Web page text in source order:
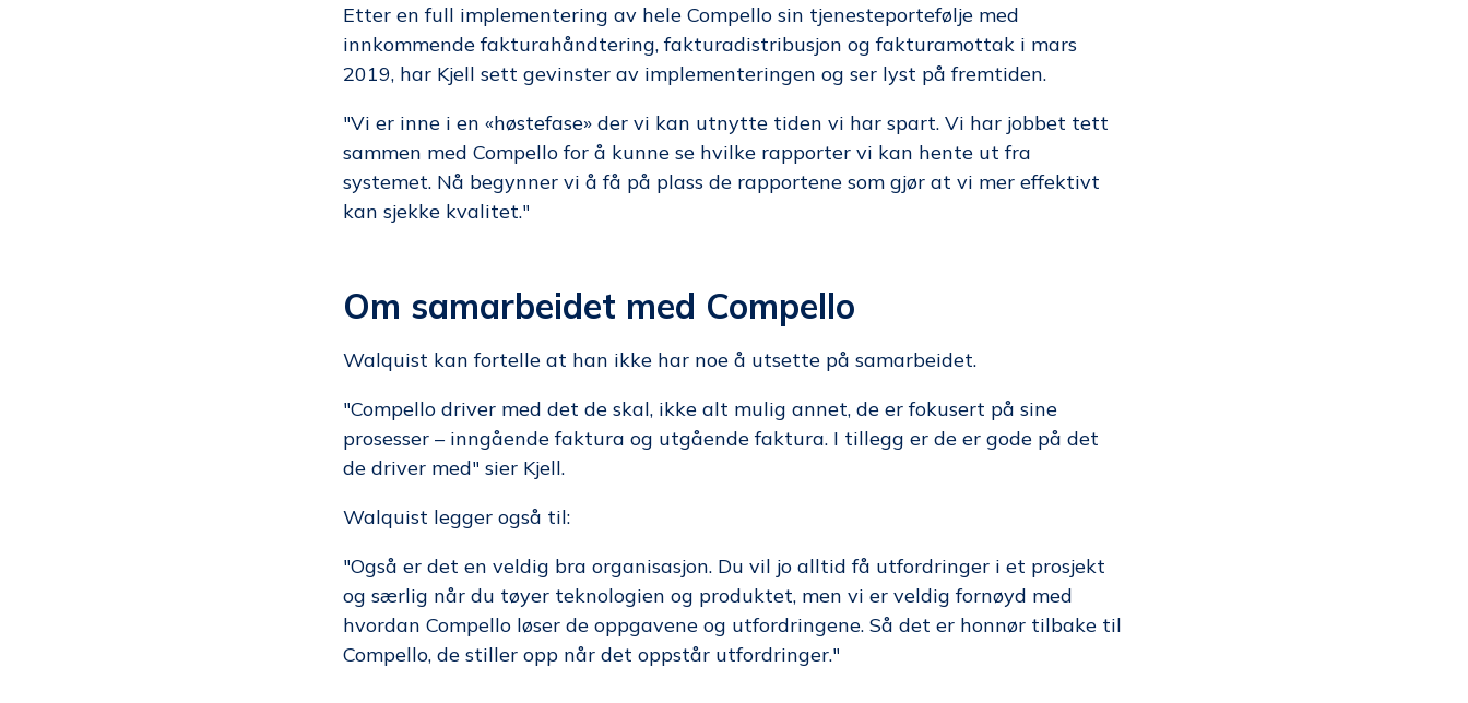
Etter en full implementering av hele Compello sin tjenesteportefølje med
innkommende fakturahåndtering, fakturadistribusjon og fakturamottak i mars
2019, har Kjell sett gevinster av implementeringen og ser lyst på fremtiden.
"Vi er inne i en «høstefase» der vi kan utnytte tiden vi har spart. Vi har jobbet tett
sammen med Compello for å kunne se hvilke rapporter vi kan hente ut fra
systemet. Nå begynner vi å få på plass de rapportene som gjør at vi mer effektivt
kan sjekke kvalitet."
Om samarbeidet med Compello
Walquist kan fortelle at han ikke har noe å utsette på samarbeidet.
"Compello driver med det de skal, ikke alt mulig annet, de er fokusert på sine
prosesser – inngående faktura og utgående faktura. I tillegg er de er gode på det
de driver med" sier Kjell.
Walquist legger også til:
"Også er det en veldig bra organisasjon. Du vil jo alltid få utfordringer i et prosjekt
og særlig når du tøyer teknologien og produktet, men vi er veldig fornøyd med
hvordan Compello løser de oppgavene og utfordringene. Så det er honnør tilbake til
Compello, de stiller opp når det oppstår utfordringer."